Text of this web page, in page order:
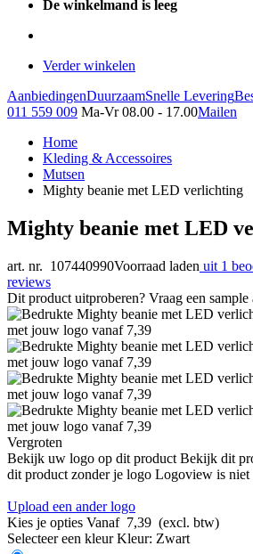
De winkelmand is leeg
Verder winkelen
AanbiedingenDuurzaamSnelle Levering
011 559 009 Ma-Vr 08.00 - 17.00Mailen
Home
Kleding & Accessoires
Mutsen
Mighty beanie met LED verlichting
Mighty beanie met LED
art. nr. 107440990Voorraad laden uit 1
reviews
Dit product uitproberen? Vraag een sample
Vergroten
Bekijk uw logo op dit product Bekijk dit
dit product zonder je logo Logoview is niet
Upload een ander logo
Kies je opties Vanaf 7,39 (excl. btw)
Selecteer een kleur Kleur: Zwart